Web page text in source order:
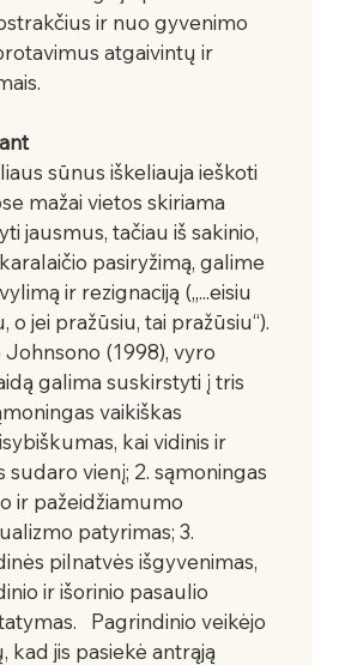
ir nuo gyvenimo
atgaivintų ir
sūnus iškeliauja ieškoti
mažai vietos skiriama
jausmus, tačiau iš sakinio,
pasiryžimą, galime
ir rezignaciją („...eisiu
o jei pražūsiu, tai pražūsiu“).
(1998), vyro
galima suskirstyti į tris
vaikiškas
kai vidinis ir
sudaro vienį; 2. sąmoningas
ir pažeidžiamumo
patyrimas; 3.
pilnatvės išgyvenimas,
ir išorinio pasaulio
Pagrindinio veikėjo
kad jis pasiekė antrąją